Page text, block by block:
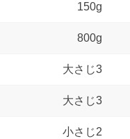
150g
800g
大さじ3
大さじ3
小さじ2